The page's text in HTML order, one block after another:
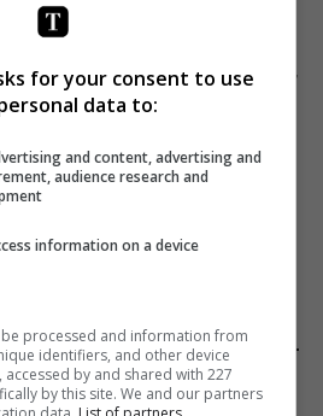
ПОЛИТИКА И КИНО
Следующий пост
В ПЕРВОМ ПОЛУФИНАЛЕ
грязи на автомобиле:
for your consent to use
data to:
and content, advertising and
audience research and
information on a device
processed and information from
identifiers, and other device
by and shared with 227
by this site. We and our partners